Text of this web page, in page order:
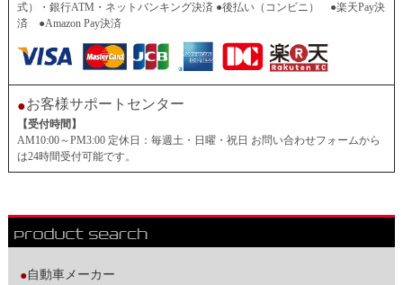
式）・銀行ATM・ネットバンキング決済 ●後払い（コンビニ） ●楽天Pay決
済 ●Amazon Pay決済
●お客様サポートセンター
【受付時間】
AM10:00～PM3:00 定休日：毎週土・日曜・祝日 お問い合わせフォームから
は24時間受付可能です。
●自動車メーカー